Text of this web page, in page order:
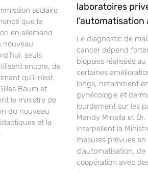
scolaire
que le
en allemand
nouveau
seuls
encore, de
qu’il n’est
Baum et
le ministre de
du nouveau
et la
laboratoires
l’automatisation
Le diagnostic de
cancer dépend
biopsies réalisées
certaines
longs, notamment
gynécologie et
lourdement sur les
Mandy Minella et
interpellent la
mesures prévues
d’automatisation,
coopération avec